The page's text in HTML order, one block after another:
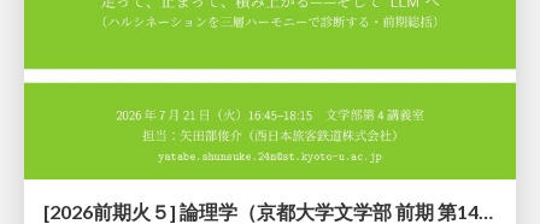
[2026前期火５] 論理学（京都大学文学部 前期 第14回）「計算は、証明ではない——ハルシネーションを三層ハーモニーで診る」